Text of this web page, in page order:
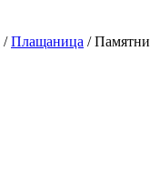
/Плащаница /